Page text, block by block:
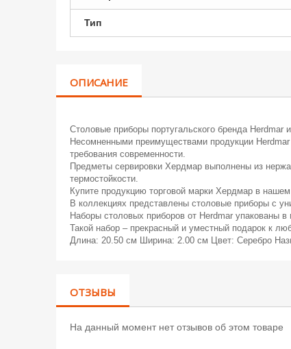
Тип
ОПИСАНИЕ
Столовые приборы португальского бренда
Несомненными преимуществами продукции
требования современности.
Предметы сервировки Хердмар выполнены из
термостойкости.
Купите продукцию торговой марки Хердмар в
В коллекциях представлены столовые приборы с
Наборы столовых приборов от Herdmar упакованы
Такой набор – прекрасный и уместный подарок к
Длина: 20.50 см Ширина: 2.00 см Цвет: Серебро
ОТЗЫВЫ
На данный момент нет отзывов об этом товаре